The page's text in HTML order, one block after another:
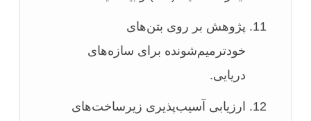
پژوهش بر روی بتن‌های
خودترمیم‌شونده برای سازه‌های
دریایی.
ارزیابی آسیب‌پذیری زیرساخت‌های